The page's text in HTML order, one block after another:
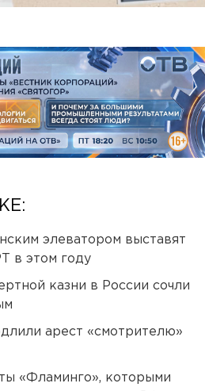
элеватором выставят
в этом году
казни в России сочли
арест «смотрителю»
«Фламинго», которыми